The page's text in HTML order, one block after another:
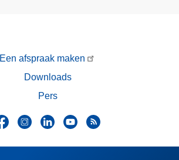
Een afspraak maken
Downloads
Pers